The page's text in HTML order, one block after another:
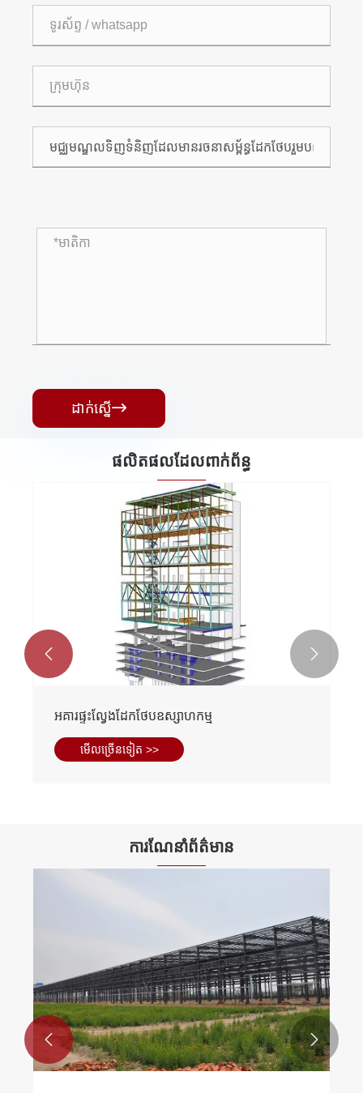
ដាក់ស្នើ
ផលិតផលដែលពាក់ព័ន្ធ
អគារផ្ទះល្វែងដែកថែបឧស្សាហកម្ម
មើល​ច្រើន​ទៀត >>
 
ការណែនាំព័ត៌មាន
 